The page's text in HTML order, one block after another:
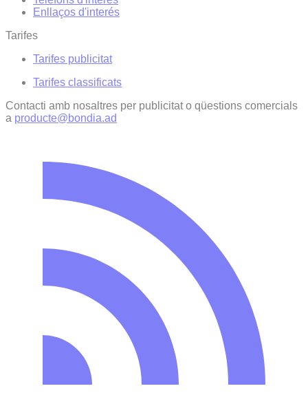
Enllaços d'interés
Tarifes
Tarifes publicitat
Tarifes classificats
Contacti amb nosaltres per publicitat o qüestions comercials
a producte@bondia.ad